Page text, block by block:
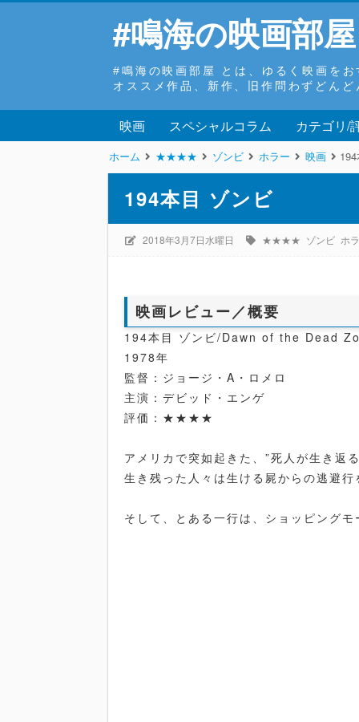
#鳴海の映画部屋
#鳴海の映画部屋 とは、ゆるく映画を
オススメ作品、新作、旧作問わずどん
映画 スペシャルコラム カテゴリ/
ホーム ★★★★ ゾンビ ホラー 映画
194本目 ゾンビ
2018年3月7日水曜日 ★★★★ ゾンビ ホ
映画レビュー／概要
194本目 ゾンビ/Dawn of the Dead
1978年
監督：ジョージ・A・ロメロ
主演：デビッド・エンゲ
評価：★★★★
アメリカで突如起きた、”死人が生き返
生き残った人々は生ける屍からの逃避
そして、とある一行は、ショッピング